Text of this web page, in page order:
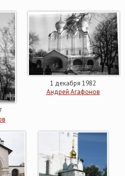
1 декабря 1982
Андрей Агафонов